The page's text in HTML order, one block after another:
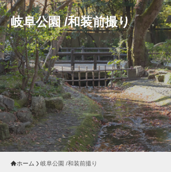
岐阜公園 /和装前撮り
ホーム 岐阜公園 /和装前撮り